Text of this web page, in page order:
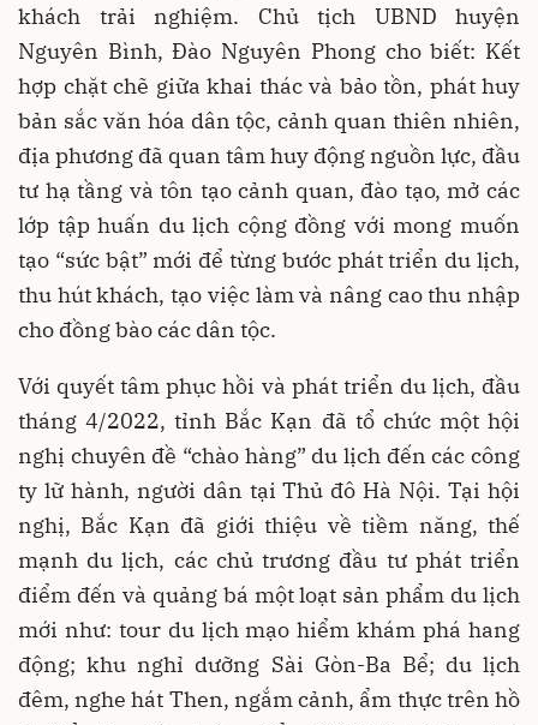
khách trải nghiệm. Chủ tịch UBND huyện
Nguyên Bình, Đào Nguyên Phong cho biết: Kết
hợp chặt chẽ giữa khai thác và bảo tồn, phát huy
bản sắc văn hóa dân tộc, cảnh quan thiên nhiên,
địa phương đã quan tâm huy động nguồn lực, đầu
tư hạ tầng và tôn tạo cảnh quan, đào tạo, mở các
lớp tập huấn du lịch cộng đồng với mong muốn
tạo “sức bật” mới để từng bước phát triển du lịch,
thu hút khách, tạo việc làm và nâng cao thu nhập
cho đồng bào các dân tộc.
Với quyết tâm phục hồi và phát triển du lịch, đầu
tháng 4/2022, tỉnh Bắc Kạn đã tổ chức một hội
nghị chuyên đề “chào hàng” du lịch đến các công
ty lữ hành, người dân tại Thủ đô Hà Nội. Tại hội
nghị, Bắc Kạn đã giới thiệu về tiềm năng, thế
mạnh du lịch, các chủ trương đầu tư phát triển
điểm đến và quảng bá một loạt sản phẩm du lịch
mới như: tour du lịch mạo hiểm khám phá hang
động; khu nghỉ dưỡng Sài Gòn-Ba Bể; du lịch
đêm, nghe hát Then, ngắm cảnh, ẩm thực trên hồ